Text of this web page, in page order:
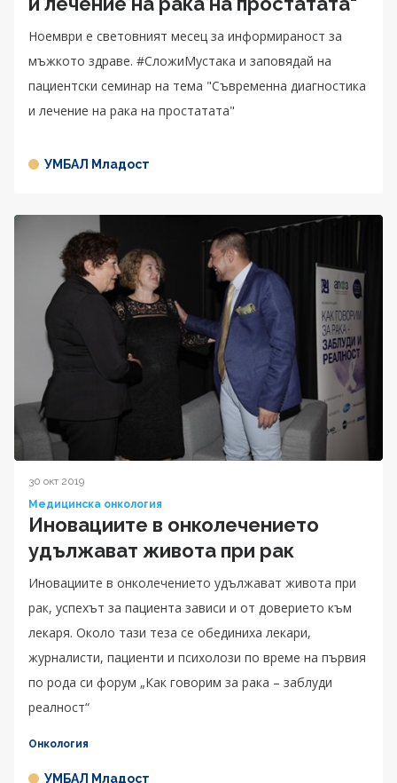
Ноември е световният месец за информираност за
мъжкото здраве. #СложиМустака и заповядай на
пациентски семинар на тема "Съвременна диагностика
и лечение на рака на простатата"
УМБАЛ Младост
30 окт 2019
Медицинска онкология
Иновациите в онколечението
удължават живота при рак
Иновациите в онколечението удължават живота при
рак, успехът за пациента зависи и от доверието към
лекаря. Около тази теза се обединиха лекари,
журналисти, пациенти и психолози по време на първия
по рода си форум „Как говорим за рака – заблуди
реалност“
Онкология
УМБАЛ Младост